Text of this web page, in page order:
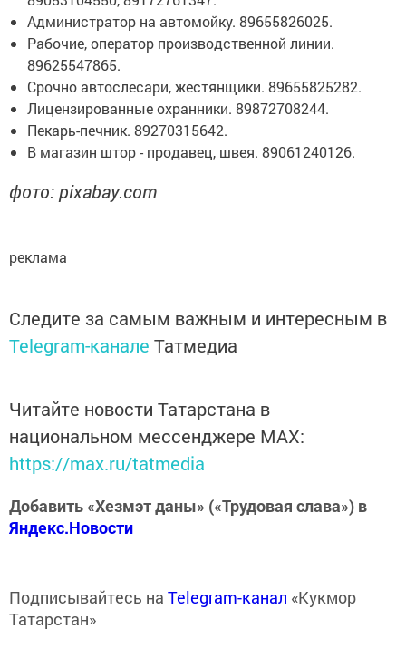
Администратор на автомойку. 89655826025.
Рабочие, оператор производственной линии.
89625547865.
Срочно автослесари, жестянщики. 89655825282.
Лицензированные охранники. 89872708244.
Пекарь-печник. 89270315642.
В магазин штор - продавец, швея. 89061240126.
фото: pixabay.com
реклама
Следите за самым важным и интересным в
Telegram-канале Татмедиа
Читайте новости Татарстана в
национальном мессенджере MАХ:
https://max.ru/tatmedia
Добавить «Хезмэт даны» («Трудовая слава») в
Яндекс.Новости
Подписывайтесь на Telegram-канал «Кукмор
Татарстан»